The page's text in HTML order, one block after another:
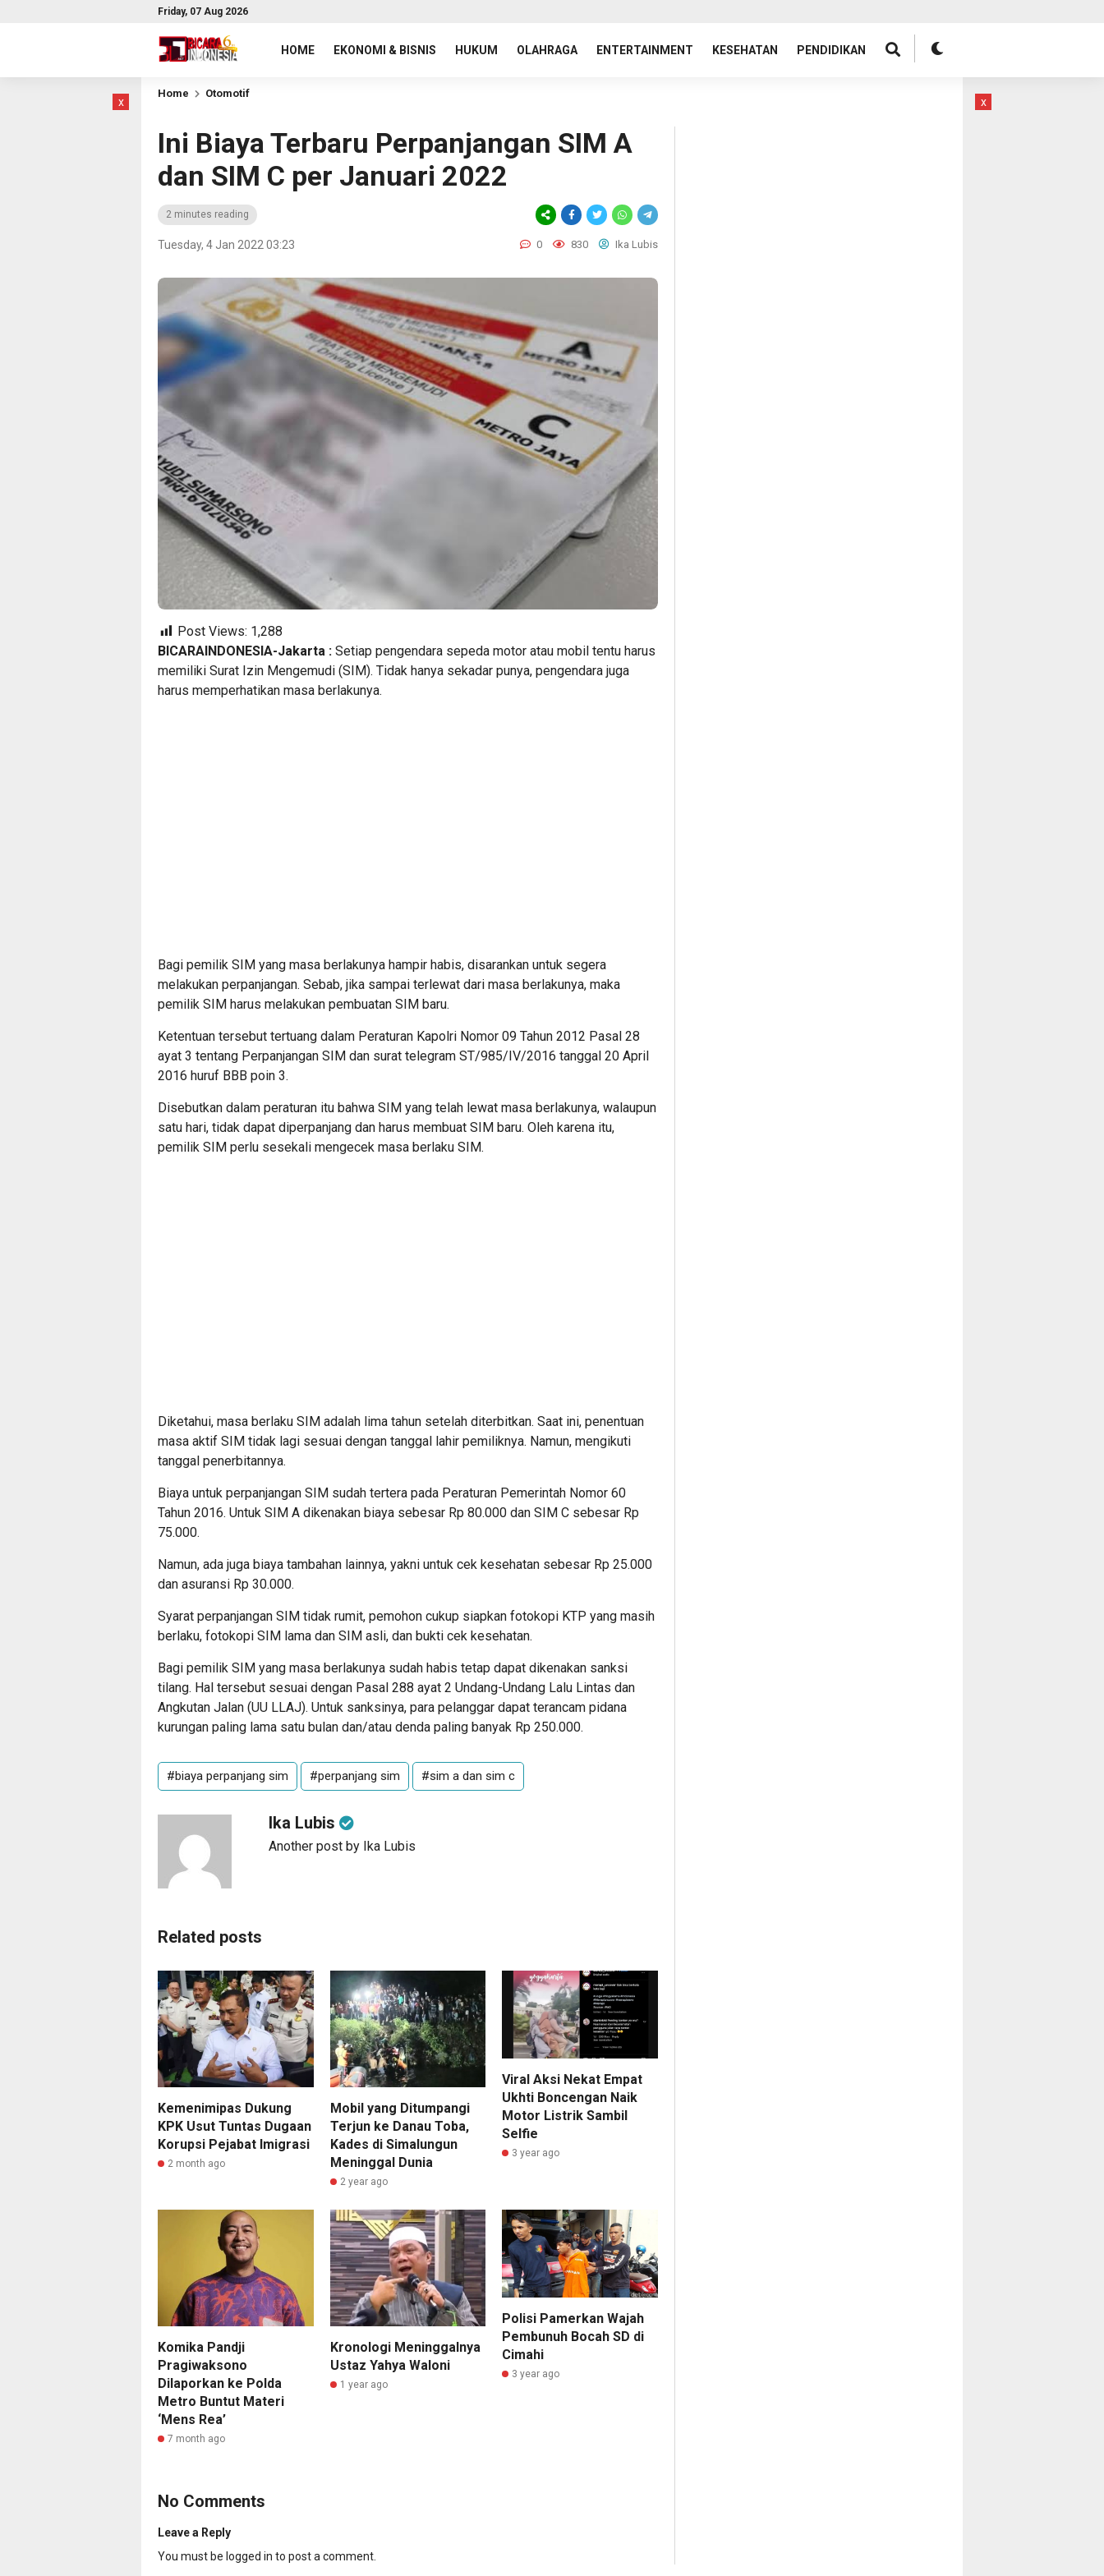
Friday, 07 Aug 2026
HOME EKONOMI & BISNIS HUKUM OLAHRAGA ENTERTAINMENT KESEHATAN PENDIDIKAN
x
Home Otomotif
Ini Biaya Terbaru Perpanjangan SIM A
dan SIM C per Januari 2022
2 minutes reading
Tuesday, 4 Jan 2022 03:23 0 830 Ika Lubis
Post Views: 1,288
BICARAINDONESIA-Jakarta : Setiap pengendara sepeda motor atau mobil tentu harus
memiliki Surat Izin Mengemudi (SIM). Tidak hanya sekadar punya, pengendara juga
harus memperhatikan masa berlakunya.
Bagi pemilik SIM yang masa berlakunya hampir habis, disarankan untuk segera
melakukan perpanjangan. Sebab, jika sampai terlewat dari masa berlakunya, maka
pemilik SIM harus melakukan pembuatan SIM baru.
Ketentuan tersebut tertuang dalam Peraturan Kapolri Nomor 09 Tahun 2012 Pasal 28
ayat 3 tentang Perpanjangan SIM dan surat telegram ST/985/IV/2016 tanggal 20 April
2016 huruf BBB poin 3.
Disebutkan dalam peraturan itu bahwa SIM yang telah lewat masa berlakunya, walaupun
satu hari, tidak dapat diperpanjang dan harus membuat SIM baru. Oleh karena itu,
pemilik SIM perlu sesekali mengecek masa berlaku SIM.
Diketahui, masa berlaku SIM adalah lima tahun setelah diterbitkan. Saat ini, penentuan
masa aktif SIM tidak lagi sesuai dengan tanggal lahir pemiliknya. Namun, mengikuti
tanggal penerbitannya.
Biaya untuk perpanjangan SIM sudah tertera pada Peraturan Pemerintah Nomor 60
Tahun 2016. Untuk SIM A dikenakan biaya sebesar Rp 80.000 dan SIM C sebesar Rp
75.000.
Namun, ada juga biaya tambahan lainnya, yakni untuk cek kesehatan sebesar Rp 25.000
dan asuransi Rp 30.000.
Syarat perpanjangan SIM tidak rumit, pemohon cukup siapkan fotokopi KTP yang masih
berlaku, fotokopi SIM lama dan SIM asli, dan bukti cek kesehatan.
Bagi pemilik SIM yang masa berlakunya sudah habis tetap dapat dikenakan sanksi
tilang. Hal tersebut sesuai dengan Pasal 288 ayat 2 Undang-Undang Lalu Lintas dan
Angkutan Jalan (UU LLAJ). Untuk sanksinya, para pelanggar dapat terancam pidana
kurungan paling lama satu bulan dan/atau denda paling banyak Rp 250.000.
#biaya perpanjang sim #perpanjang sim #sim a dan sim c
Ika Lubis
Another post by Ika Lubis
Related posts
Kemenimipas Dukung
KPK Usut Tuntas Dugaan
Korupsi Pejabat Imigrasi
2 month ago
Mobil yang Ditumpangi
Terjun ke Danau Toba,
Kades di Simalungun
Meninggal Dunia
2 year ago
Viral Aksi Nekat Empat
Ukhti Boncengan Naik
Motor Listrik Sambil
Selfie
3 year ago
Komika Pandji
Pragiwaksono
Dilaporkan ke Polda
Metro Buntut Materi
‘Mens Rea’
7 month ago
Kronologi Meninggalnya
Ustaz Yahya Waloni
1 year ago
Polisi Pamerkan Wajah
Pembunuh Bocah SD di
Cimahi
3 year ago
No Comments
Leave a Reply
You must be logged in to post a comment.
x